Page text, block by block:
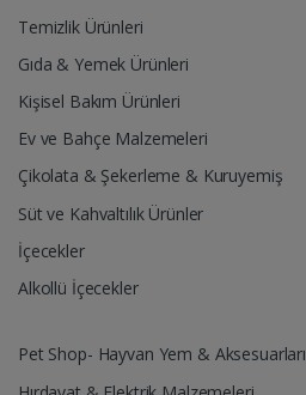
Temizlik Ürünleri
Gıda & Yemek Ürünleri
Kişisel Bakım Ürünleri
Ev ve Bahçe Malzemeleri
Çikolata & Şekerleme & Kuruyemiş
Süt ve Kahvaltılık Ürünler
İçecekler
Alkollü İçecekler
Pet Shop- Hayvan Yem & Aksesuarları